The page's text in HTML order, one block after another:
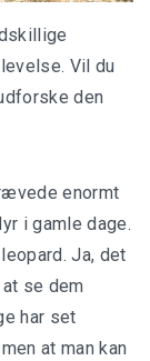
Vil du
den
enormt
i gamle dage.
Ja, det
se dem
har set
at man kan